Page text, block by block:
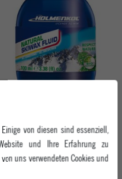
NO COLOR
17,95 €
von diesen sind essenziell,
und Ihre Erfahrung zu
uns verwendeten Cookies und